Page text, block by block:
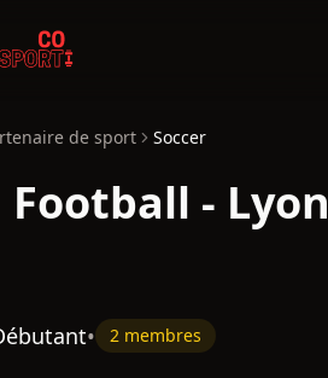
de sport Soccer
- Lyon
• 2 membres